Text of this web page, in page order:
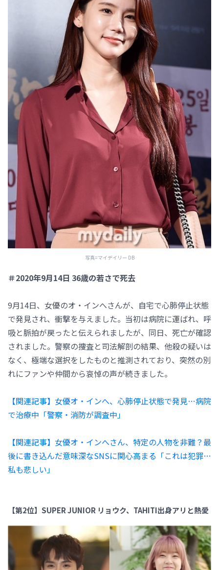
写真=マイデイリー DB
＃2020年9月14日 36歳の若さで死去
9月14日、女優のオ・インへさんが、自宅で心肺停止状態
で発見され、衝撃を与えました。当初は病院に運ばれ、呼
吸と脈拍が戻ったと伝えられましたが、同日、死亡が確認
されました。警察の捜査と司法解剖の結果、他殺の疑いは
なく、極端な選択をしたものと推測されており、突然の別
れにファンや仲間から哀悼の声が続きました。
【関連記事】女優オ・インへ、心肺停止状態で発見…病院
で治療中「警察・消防が調査中」
【関連記事】女優オ・インへさん、特定の人物を非難？最
後に書き込んだ意味深なSNSに関心高まる「これは犯罪…
私も悲しい」
【第2位】SUPER JUNIOR リョウク、TAHITI出身アリと熱愛